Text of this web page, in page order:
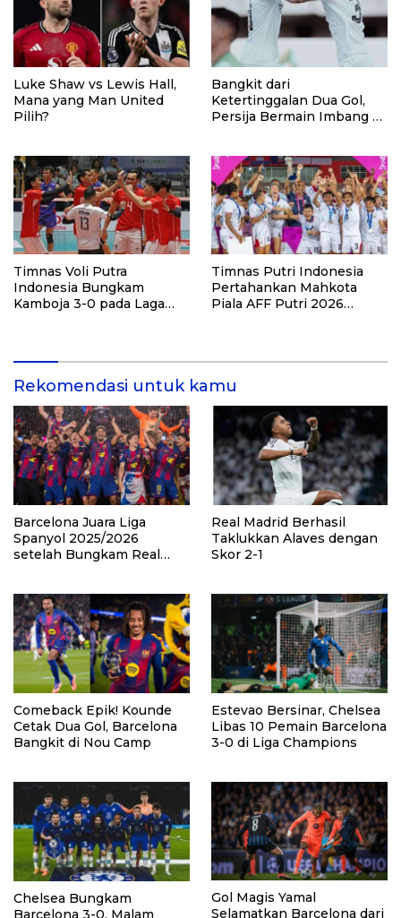
Luke Shaw vs Lewis Hall,
Mana yang Man United
Pilih?
Bangkit dari
Ketertinggalan Dua Gol,
Persija Bermain Imbang 2-
Timnas Voli Putra
Indonesia Bungkam
Kamboja 3-0 pada Laga
Timnas Putri Indonesia
Pertahankan Mahkota
Piala AFF Putri 2026
Rekomendasi untuk kamu
Barcelona Juara Liga
Spanyol 2025/2026
setelah Bungkam Real
Real Madrid Berhasil
Taklukkan Alaves dengan
Skor 2-1
Comeback Epik! Kounde
Cetak Dua Gol, Barcelona
Bangkit di Nou Camp
Estevao Bersinar, Chelsea
Libas 10 Pemain Barcelona
3-0 di Liga Champions
Chelsea Bungkam
Barcelona 3-0, Malam
Gol Magis Yamal
Selamatkan Barcelona dari